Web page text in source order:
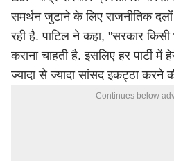
समर्थन जुटाने के लिए राजनीतिक
रही है. पाटिल ने कहा, "सरकार
कराना चाहती है. इसलिए हर पार्टी
ज्यादा से ज्यादा सांसद इकट्ठा करने
Continues below